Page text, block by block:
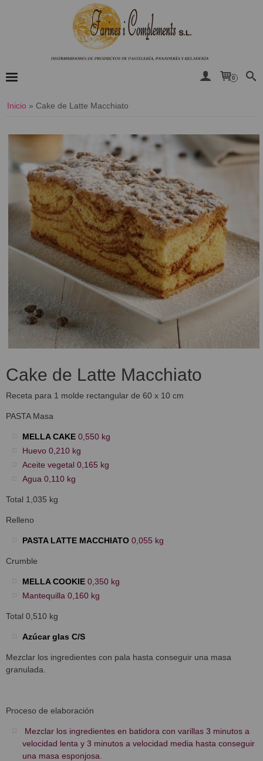
0
Inicio » Cake de Latte Macchiato
Cake de Latte Macchiato
Receta para 1 molde rectangular de 60 x 10 cm
PASTA Masa
MELLA CAKE 0,550 kg
Huevo 0,210 kg
Aceite vegetal 0,165 kg
Agua 0,110 kg
Total 1,035 kg
Relleno
PASTA LATTE MACCHIATO 0,055 kg
Crumble
MELLA COOKIE 0,350 kg
Mantequilla 0,160 kg
Total 0,510 kg
Azúcar glas C/S
Mezclar los ingredientes con pala hasta conseguir una masa
granulada.
Proceso de elaboración
Mezclar los ingredientes en batidora con varillas 3 minutos a
velocidad lenta y 3 minutos a velocidad media hasta conseguir
una masa esponjosa.